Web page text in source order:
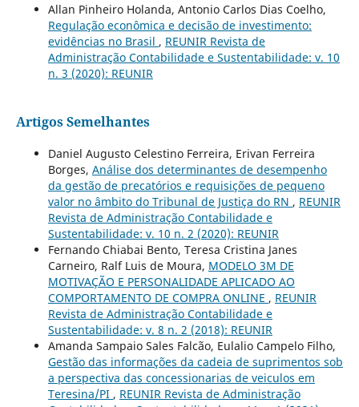
Allan Pinheiro Holanda, Antonio Carlos Dias Coelho,
Regulação econômica e decisão de investimento:
evidências no Brasil , REUNIR Revista de
Administração Contabilidade e Sustentabilidade: v. 10
n. 3 (2020): REUNIR
Artigos Semelhantes
Daniel Augusto Celestino Ferreira, Erivan Ferreira
Borges, Análise dos determinantes de desempenho
da gestão de precatórios e requisições de pequeno
valor no âmbito do Tribunal de Justiça do RN , REUNIR
Revista de Administração Contabilidade e
Sustentabilidade: v. 10 n. 2 (2020): REUNIR
Fernando Chiabai Bento, Teresa Cristina Janes
Carneiro, Ralf Luis de Moura, MODELO 3M DE
MOTIVAÇÃO E PERSONALIDADE APLICADO AO
COMPORTAMENTO DE COMPRA ONLINE , REUNIR
Revista de Administração Contabilidade e
Sustentabilidade: v. 8 n. 2 (2018): REUNIR
Amanda Sampaio Sales Falcão, Eulalio Campelo Filho,
Gestão das informações da cadeia de suprimentos sob
a perspectiva das concessionarias de veiculos em
Teresina/PI , REUNIR Revista de Administração